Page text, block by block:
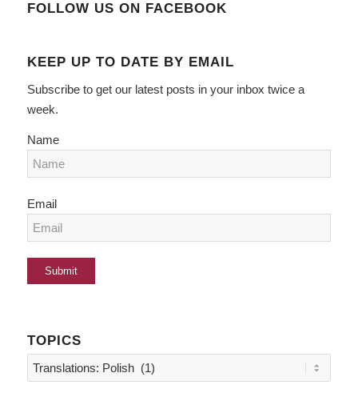
FOLLOW US ON FACEBOOK
KEEP UP TO DATE BY EMAIL
Subscribe to get our latest posts in your inbox twice a
week.
Name
Email
TOPICS
Topics